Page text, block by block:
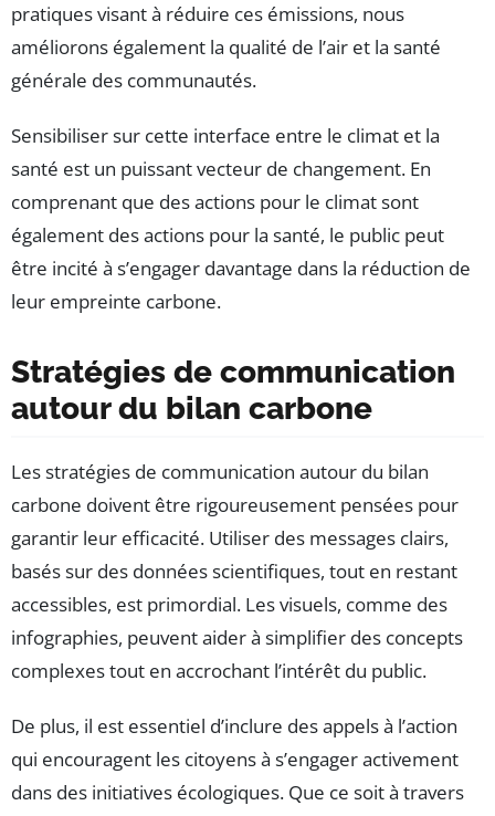
pratiques visant à réduire ces émissions, nous
améliorons également la qualité de l’air et la santé
générale des communautés.
Sensibiliser sur cette interface entre le climat et la
santé est un puissant vecteur de changement. En
comprenant que des actions pour le climat sont
également des actions pour la santé, le public peut
être incité à s’engager davantage dans la réduction de
leur empreinte carbone.
Stratégies de communication
autour du bilan carbone
Les stratégies de communication autour du bilan
carbone doivent être rigoureusement pensées pour
garantir leur efficacité. Utiliser des messages clairs,
basés sur des données scientifiques, tout en restant
accessibles, est primordial. Les visuels, comme des
infographies, peuvent aider à simplifier des concepts
complexes tout en accrochant l’intérêt du public.
De plus, il est essentiel d’inclure des appels à l’action
qui encouragent les citoyens à s’engager activement
dans des initiatives écologiques. Que ce soit à travers